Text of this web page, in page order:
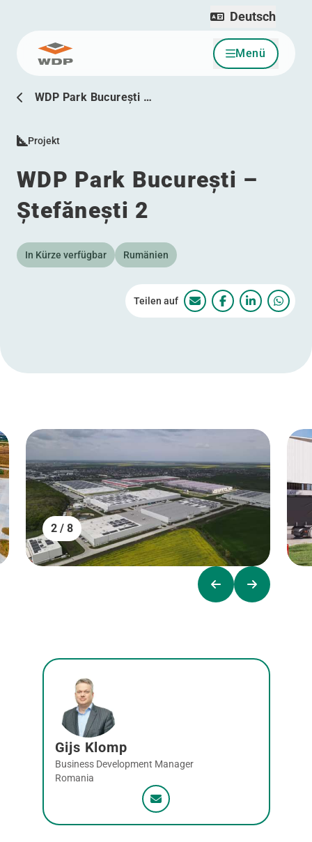
Zum Inhalt wechseln Menü
Deutsch
WDP Park București …
Projekt
WDP Park București –
Ștefănești 2
In Kürze verfügbar Rumänien
Teilen auf WDP Park București
WDP ParkWDP Park
WDP
2 / 8
Gijs Klomp
Business Development Manager
Romania